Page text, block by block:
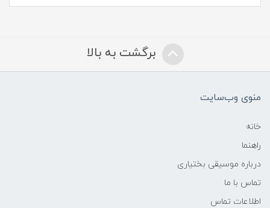
برگشت به بالا
منوی وب‌سایت
خانه
راهنما
درباره موسیقی بختیاری
تماس با ما
اطلاعات تماس